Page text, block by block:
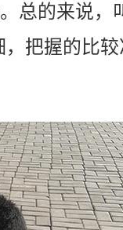
总的来说
把握的比